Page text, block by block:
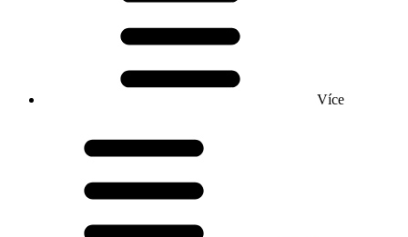
Více